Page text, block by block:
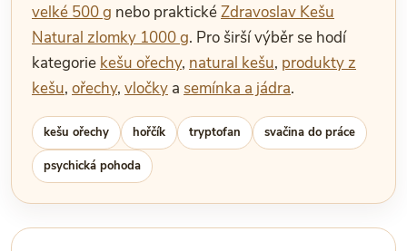
velké 500 g nebo praktickéZdravoslav Kešu
Natural zlomky 1000 g. Pro širší výběr se hodí
kategorie kešu ořechy, natural kešu, produkty z
kešu, ořechy, vločky a semínka a jádra.
kešu ořechy hořčík tryptofan svačina do práce
psychická pohoda